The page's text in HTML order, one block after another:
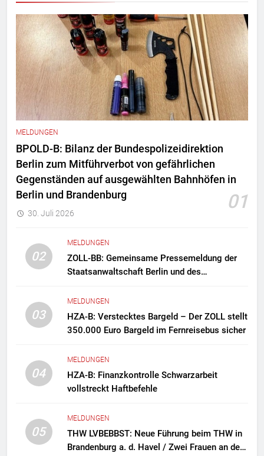
MELDUNGEN
BPOLD-B: Bilanz der Bundespolizeidirektion
Berlin zum Mitführverbot von gefährlichen
Gegenständen auf ausgewählten Bahnhöfen in
Berlin und Brandenburg
01
30. Juli 2026
02
MELDUNGEN
ZOLL-BB: Gemeinsame Pressemeldung der
Staatsanwaltschaft Berlin und des
Zollfahndung hebt mutmaßliches
Drogenlabor aus
03
MELDUNGEN
HZA-B: Verstecktes Bargeld – Der ZOLL stellt
350.000 Euro Bargeld im Fernreisebus sicher
04
MELDUNGEN
HZA-B: Finanzkontrolle Schwarzarbeit
vollstreckt Haftbefehle
05
MELDUNGEN
THW LVBEBBST: Neue Führung beim THW in
Brandenburg a. d. Havel / Zwei Frauen an der